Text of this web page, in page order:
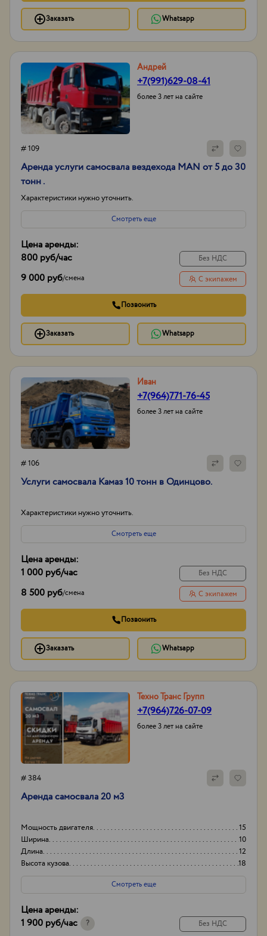
Заказать Whatsapp
Андрей
+7(991)629-08-41
более 3 лет на сайте
# 109
Аренда услуги самосвала вездехода MAN от 5 до 30
тонн .
Характеристики нужно уточнить.
Смотреть еще
Цена аренды:
800 руб/час
9 000 руб/смена
Без НДС
С экипажем
Позвонить
Заказать Whatsapp
Иван
+7(964)771-76-45
более 3 лет на сайте
# 106
Услуги самосвала Камаз 10 тонн в Одинцово.
Характеристики нужно уточнить.
Смотреть еще
Цена аренды:
1 000 руб/час
8 500 руб/смена
Без НДС
С экипажем
Позвонить
Заказать Whatsapp
Техно Транс Групп
+7(964)726-07-09
более 3 лет на сайте
# 384
Аренда самосвала 20 м3
Мощность двигателя
15
Ширина
10
Длина
12
Высота кузова
18
Смотреть еще
Цена аренды:
1 900 руб/час ? Без НДС